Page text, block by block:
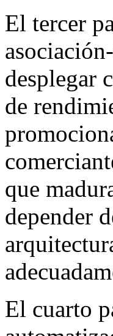
El tercer
desplegar
de
que
depender
El cuarto